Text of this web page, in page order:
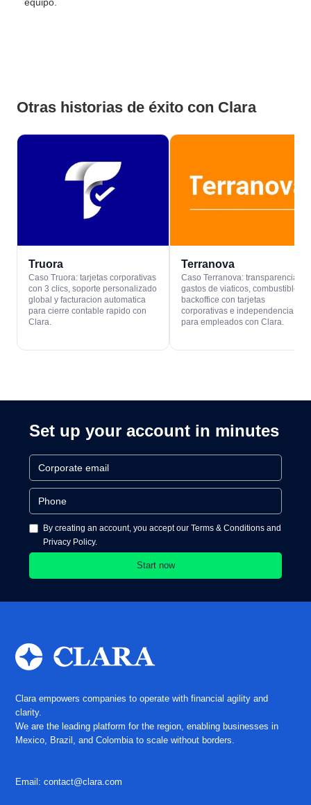
Otras historias de éxito con Clara
Truora
Caso Truora: tarjetas corporativas
con 3 clics, soporte personalizado
global y facturacion automatica
para cierre contable rapido con
Clara.
Terranova
Caso Terranova: transparencia en
gastos de viaticos, combustible y
backoffice con tarjetas
corporativas e independencia
para empleados con Clara.
Set up your account in minutes
By creating an account, you accept our Terms & Conditions and
Privacy Policy.
Clara empowers companies to operate with financial agility and
clarity.
We are the leading platform for the region, enabling businesses in
Mexico, Brazil, and Colombia to scale without borders.
Email: contact@clara.com